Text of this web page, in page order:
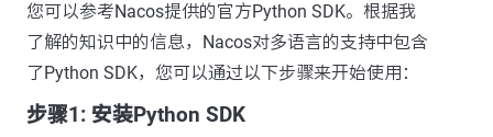
您可以参考Nacos提供的官方Python SDK。根据我
了解的知识中的信息，Nacos对多语言的支持中包含
了Python SDK，您可以通过以下步骤来开始使用：
步骤1: 安装Python SDK